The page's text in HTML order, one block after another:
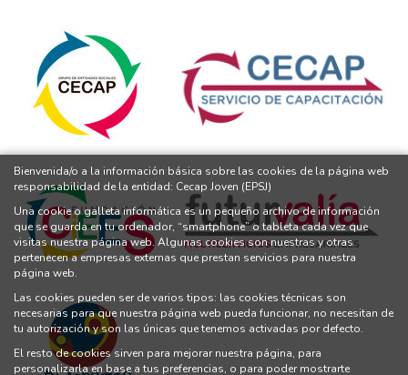
Bienvenida/o a la información básica sobre las cookies de la página web
responsabilidad de la entidad: Cecap Joven (EPSJ)
Una cookie o galleta informática es un pequeño archivo de información
que se guarda en tu ordenador, “smartphone” o tableta cada vez que
visitas nuestra página web. Algunas cookies son nuestras y otras
pertenecen a empresas externas que prestan servicios para nuestra
página web.
Las cookies pueden ser de varios tipos: las cookies técnicas son
necesarias para que nuestra página web pueda funcionar, no necesitan de
tu autorización y son las únicas que tenemos activadas por defecto.
El resto de cookies sirven para mejorar nuestra página, para
personalizarla en base a tus preferencias, o para poder mostrarte